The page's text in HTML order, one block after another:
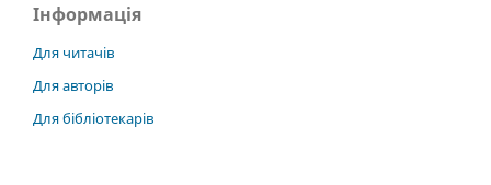
Інформація
Для читачів
Для авторів
Для бібліотекарів